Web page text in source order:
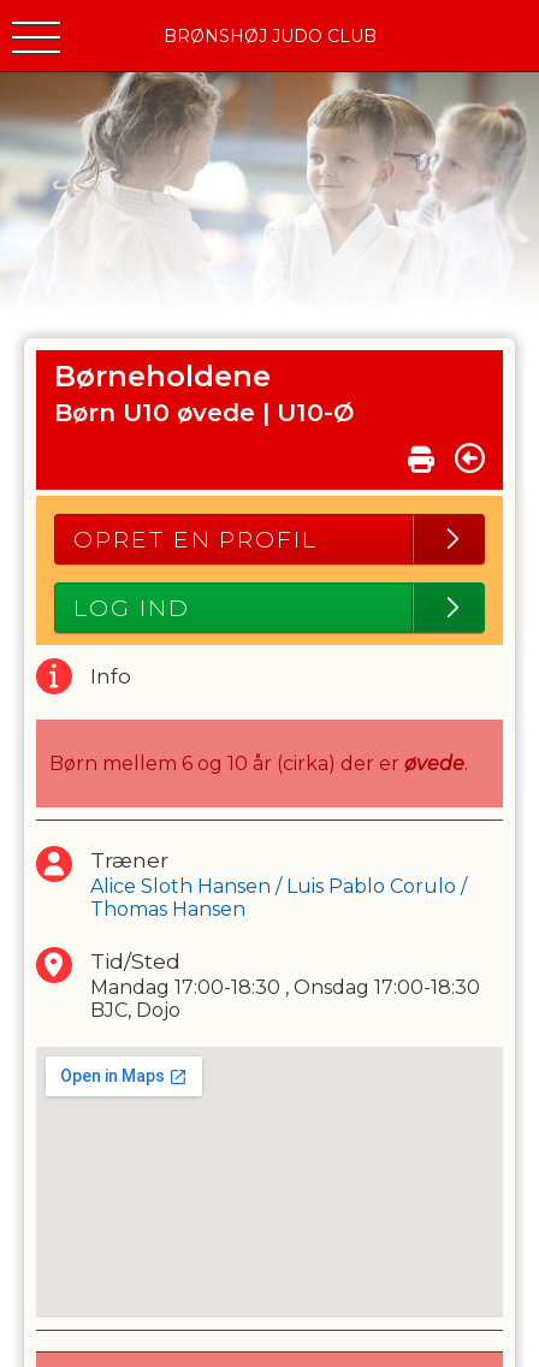
BRØNSHØJ JUDO CLUB
Børneholdene
Børn U10 øvede | U10-Ø
OPRET EN PROFIL
LOG IND
Info
Børn mellem 6 og 10 år (cirka) der er øvede.
Træner
Alice Sloth Hansen / Luis Pablo Corulo /
Thomas Hansen
Tid/Sted
Mandag 17:00-18:30 , Onsdag 17:00-18:30
BJC, Dojo